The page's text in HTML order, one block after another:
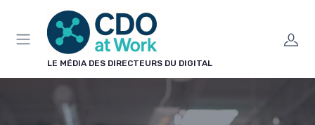
LE MÉDIA DES DIRECTEURS DU DIGITAL
Panneau de gestion des cookies